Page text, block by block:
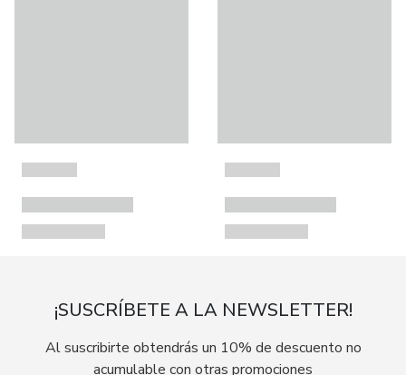
¡SUSCRÍBETE A LA NEWSLETTER!
Al suscribirte obtendrás un 10% de descuento no
acumulable con otras promociones